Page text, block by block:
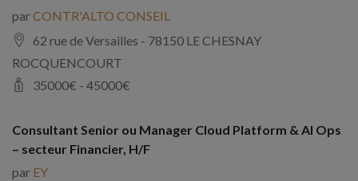
parCONTR'ALTO CONSEIL
62 rue de Versailles - 78150 LE CHESNAY
ROCQUENCOURT
35000€ - 45000€
Consultant Senior ou Manager Cloud Platform & AI Ops
– secteur Financier, H/F
par EY